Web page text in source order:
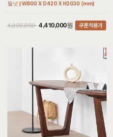
월넛 | W800 X D420 X H2030 (mm)
4,900,000 4,410,000원 쿠폰적용가